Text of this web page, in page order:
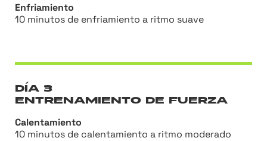
Enfriamiento
10 minutos de enfriamiento a ritmo suave
DÍA 3
ENTRENAMIENTO DE FUERZA
Calentamiento
10 minutos de calentamiento a ritmo moderado